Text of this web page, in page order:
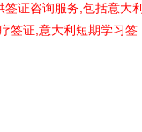
证咨询服务,包括意大利
签证,意大利短期学习签